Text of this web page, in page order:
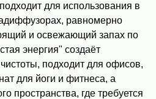
для использования в
равномерно
и освежающий запах по
энергия" создаёт
подходит для офисов,
для йоги и фитнеса, а
пространства, где требуется